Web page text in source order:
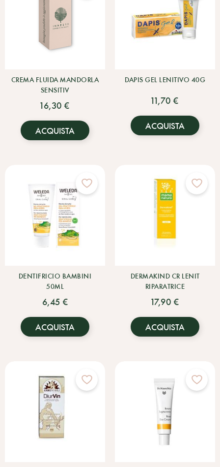
CREMA FLUIDA MANDORLA
SENSITIV
16,30 €
ACQUISTA
DAPIS GEL LENITIVO 40G
11,70 €
ACQUISTA
DENTIFRICIO BAMBINI
50ML
6,45 €
ACQUISTA
DERMAKIND CR LENIT
RIPARATRICE
17,90 €
ACQUISTA